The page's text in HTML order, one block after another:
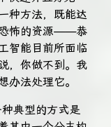
种方法，既能达
恐怖的资源——恭
智能目前所面临
，你做不到。我
办法处理它。
典型的方式是